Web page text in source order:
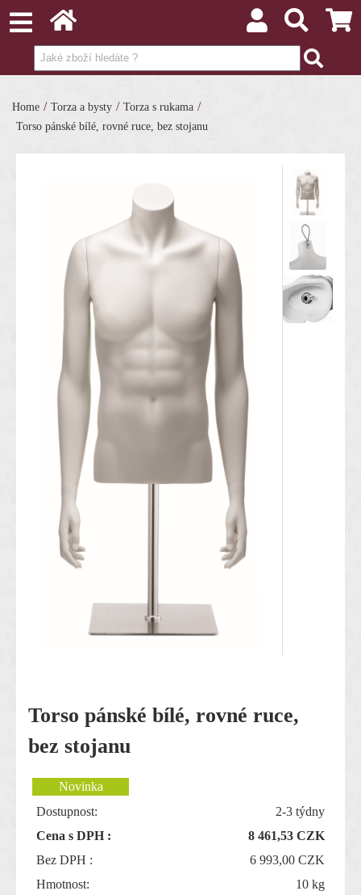
Home / Torza a bysty / Torza s rukama /
Torso pánské bílé, rovné ruce, bez stojanu
Torso pánské bílé, rovné ruce,
bez stojanu
Dostupnost:
2-3 týdny
Cena s DPH :
8 461,53 CZK
Bez DPH :
6 993,00 CZK
Hmotnost:
10 kg